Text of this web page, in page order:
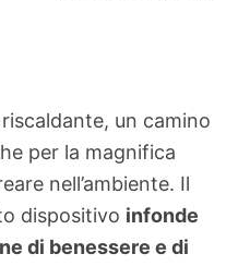
un camino
per la magnifica
nell’ambiente. Il
dispositivo infonde
di benessere e di